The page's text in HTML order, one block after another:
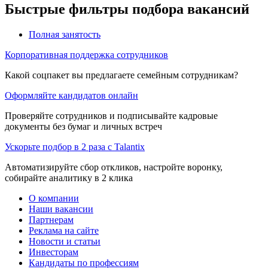
Быстрые фильтры подбора вакансий
Полная занятость
Корпоративная поддержка сотрудников
Какой соцпакет вы предлагаете семейным сотрудникам?
Оформляйте кандидатов онлайн
Проверяйте сотрудников и подписывайте кадровые
документы без бумаг и личных встреч
Ускорьте подбор в 2 раза с Talantix
Автоматизируйте сбор откликов, настройте воронку,
собирайте аналитику в 2 клика
О компании
Наши вакансии
Партнерам
Реклама на сайте
Новости и статьи
Инвесторам
Кандидаты по профессиям